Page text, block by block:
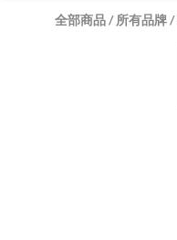
全部商品/所有品牌/